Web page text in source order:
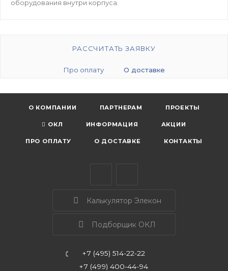
оборудования внутри корпуса.
РАССЧИТАТЬ ЗАЯВКУ
Про оплату О доставке
О КОМПАНИИ ПАРТНЕРАМ ПРОЕКТЫ
ОКЛ ИНФОРМАЦИЯ АКЦИИ
ПРО ОПЛАТУ О ДОСТАВКЕ КОНТАКТЫ
Калькулятор Элекон
Подборщик ОКЛ
+7 (495) 514-22-22
+7 (499) 400-44-94